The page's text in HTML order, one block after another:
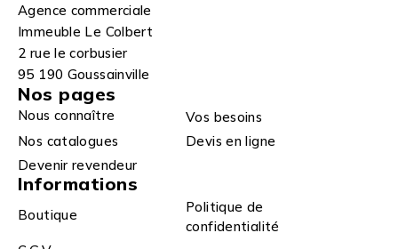
Agence commerciale
Immeuble Le Colbert
2 rue le corbusier
95 190 Goussainville
Nos pages
Nous connaître
Vos besoins
Nos catalogues
Devis en ligne
Devenir revendeur
Informations
Boutique
Politique de
confidentialité